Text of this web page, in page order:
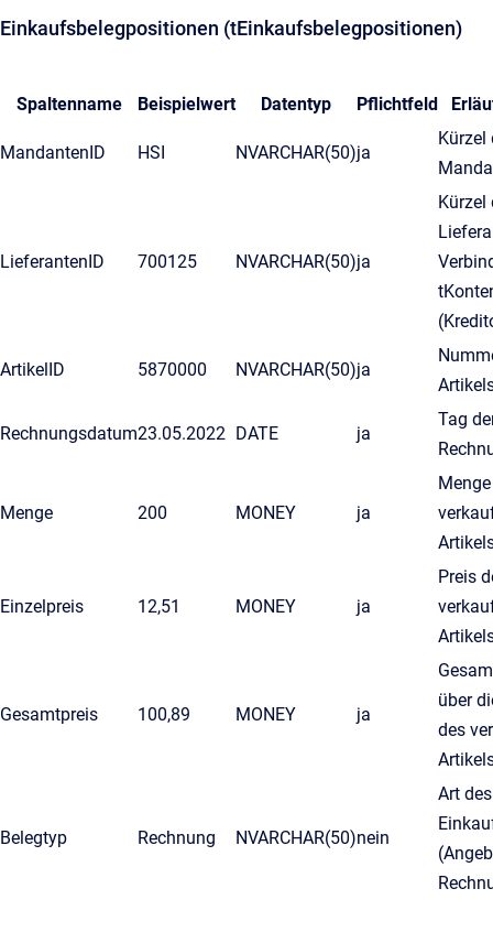
Einkaufsbelegpositionen (tEinkaufsbelegpositionen)
Spaltenname Beispielwert Datentyp Pflichtfeld
MandantenID HSI NVARCHAR(50)ja
Kürzel
LieferantenID 700125 NVARCHAR(50)ja
Kürzel
ArtikelID 5870000 NVARCHAR(50)ja
Rechnungsdatum23.05.2022 DATE ja
Tag
Menge 200 MONEY ja
Einzelpreis 12,51 MONEY ja
Preis
Gesamtpreis 100,89 MONEY ja
über
des
Belegtyp Rechnung NVARCHAR(50)nein
Art des